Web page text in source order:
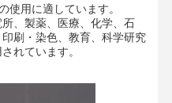
用に適しています。
、製薬、医療、化学、石
刷・染色、教育、科学研究
れています。